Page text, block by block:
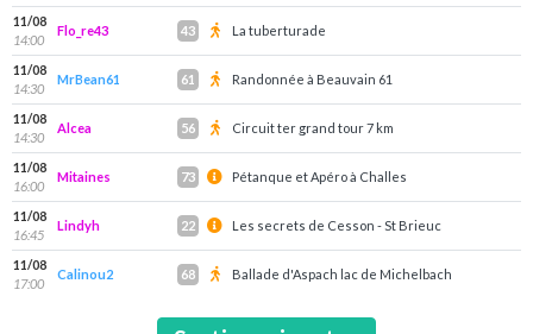
11/08
14:00
Flo_re43 43 La tuberturade
11/08
14:30
MrBean61 61 Randonnée à Beauvain 61
11/08
14:30
Alcea 56 Circuit ter grand tour 7 km
11/08
16:00
Mitaines 73 Pétanque et Apéro à Challes
11/08
16:45
Lindyh 22 Les secrets de Cesson - St Brieuc
11/08
17:00
Calinou2 68 Ballade d'Aspach lac de Michelbach